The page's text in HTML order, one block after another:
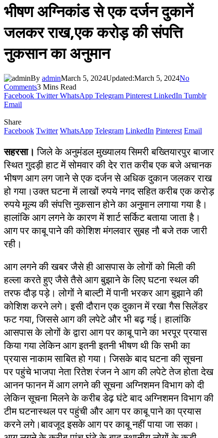
भीषण अग्निकांड से एक दर्जन दुकानें
जलकर राख,एक करोड़ की संपत्ति
नुकसान का अनुमान
By adminMarch 5, 2024Updated:March 5, 2024No
Comments3 Mins Read
Facebook Twitter WhatsApp Telegram Pinterest LinkedIn Tumblr
Email
Share
Facebook Twitter WhatsApp Telegram LinkedIn Pinterest Email
सहरसा। जिले के अनुमंडल मुख्यालय सिमरी बख्तियारपुर बाजार
स्थित गुदड़ी हाट में सोमवार की देर रात करीब एक बजे अचानक
भीषण आग लग जाने से एक दर्जन से अधिक दुकान जलकर राख
हो गया।उक्त घटना में लाखों रुपये नगद सहित करीब एक करोड़
रुपये मूल्य की संपत्ति नुकसान होने का अनुमान लगाया गया है।
हालांकि आग लगने के कारण में शार्ट सर्किट बताया जाता है।
आग पर काबू पाने की कोशिश मंगलवार सुबह नौ बजे तक जारी
रही।
आग लगने की खबर जैसे ही आसपास के लोगों को मिली की
हल्ला करते हुए जैसे तैसे आग बुझाने के लिए घटना स्थल की
तरफ दौड़ पड़े। लोगों ने बाल्टी में पानी भरकर आग बुझाने की
कोशिश करने लगे। इसी दौरान एक दुकान में रखा गैस सिलेंडर
फट गया, जिससे आग की लपेटे और भी बढ़ गई। हालांकि
आसपास के लोगों के द्वारा आग पर काबू पाने का भरपूर प्रयास
किया गया लेकिन आग इतनी इतनी भीषण थी कि सभी का
प्रयास नाकाम साबित हो गया। जिसके बाद घटना की सूचना
पर पहुंचे भाजपा नेता रितेश रंजन ने आग की लपेटे तेज होता देख
आनन फानन में आग लगने की सूचना अग्निशमन विभाग को दी
लेकिन सूचना मिलने के करीब डेढ़ घंटे बाद अग्निशमन विभाग की
टीम घटनास्थल पर पहुंची और आग पर काबू पाने का प्रयास
करने लगे।बावजूद इसके आग पर काबू नहीं पाया जा सका।